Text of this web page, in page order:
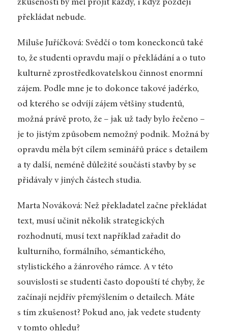
zkušeností by měl projít každý, i když později
překládat nebude.
Miluše Juříčková: Svědčí o tom koneckonců také
to, že studenti opravdu mají o překládání a o tuto
kulturně zprostředkovatelskou činnost enormní
zájem. Podle mne je to dokonce takové jadérko,
od kterého se odvíjí zájem většiny studentů,
možná právě proto, že – jak už tady bylo řečeno –
je to jistým způsobem nemožný podnik. Možná by
opravdu měla být cílem seminářů práce s detailem
a ty další, neméně důležité součásti stavby by se
přidávaly v jiných částech studia.
Marta Nováková: Než překladatel začne překládat
text, musí učinit několik strategických
rozhodnutí, musí text například zařadit do
kulturního, formálního, sémantického,
stylistického a žánrového rámce. A v této
souvislosti se studenti často dopouští té chyby, že
začínají nejdřív přemýšlením o detailech. Máte
s tím zkušenost? Pokud ano, jak vedete studenty
v tomto ohledu?